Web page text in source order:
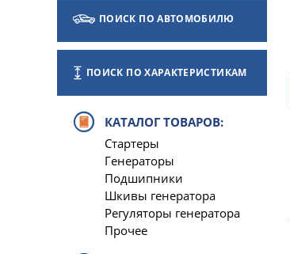
ПОИСК ПО АВТОМОБИЛЮ
ПОИСК ПО ХАРАКТЕРИСТИКАМ
КАТАЛОГ ТОВАРОВ:
Стартеры
Генераторы
Подшипники
Шкивы генератора
Регуляторы генератора
Прочее